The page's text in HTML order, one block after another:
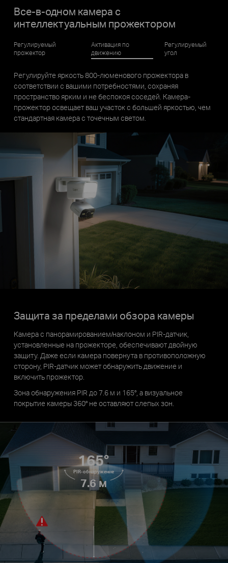
Все-в-одном камера с
интеллектуальным прожектором
Регулируемый
прожектор
Активация по
движению
Регулируемый
угол
Активируйте прожектор при движении и получайте
персонализированные уведомления о движении с
помощью расширенных фильтров на базе ИИ.
Защита за пределами обзора камеры
Камера с панорамированием/наклоном и PIR-датчик,
установленные на прожекторе, обеспечивают двойную
защиту. Даже если камера повернута в противоположную
сторону, PIR-датчик может обнаружить движение и
включить прожектор.
Зона обнаружения PIR до 7.6 м и 165°, а визуальное
покрытие камеры 360° не оставляют слепых зон.
165°
PIR-обнаружение
7.6 м